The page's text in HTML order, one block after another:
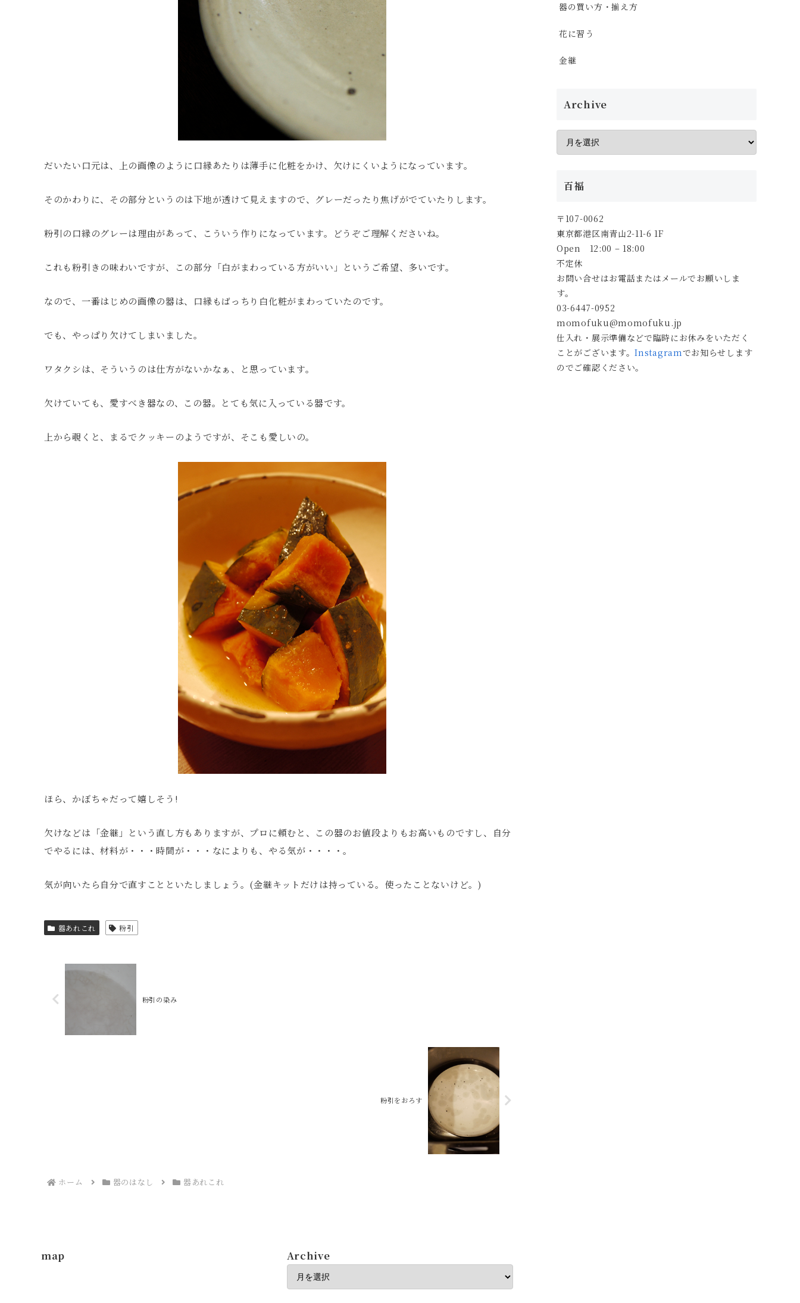
だいたい口元は、上の画像のように口縁あたりは薄手に化粧をかけ、欠けにくいようになっています。
そのかわりに、その部分というのは下地が透けて見えますので、グレーだったり焦げがでていたりします。
粉引の口縁のグレーは理由があって、こういう作りになっています。どうぞご理解くださいね。
これも粉引きの味わいですが、この部分「白がまわっている方がいい」というご希望、多いです。
なので、一番はじめの画像の器は、口縁もばっちり白化粧がまわっていたのです。
でも、やっぱり欠けてしまいました。
ワタクシは、そういうのは仕方がないかなぁ、と思っています。
欠けていても、愛すべき器なの、この器。とても気に入っている器です。
上から覗くと、まるでクッキーのようですが、そこも愛しいの。
ほら、かぼちゃだって嬉しそう!
欠けなどは「金継」という直し方もありますが、プロに頼むと、この器のお値段よりもお高いものですし、自分
でやるには、材料が・・・時間が・・・なによりも、やる気が・・・・。
気が向いたら自分で直すことといたしましょう。(金継キットだけは持っている。使ったことないけど。)
器あれこれ 粉引
粉引の染み
粉引をおろす
ホーム 器のはなし 器あれこれ
器の買い方・揃え方
花に習う
金継
Archive
百福
〒107-0062
東京都港区南青山2-11-6 1F
Open 12:00 – 18:00
不定休
お問い合せはお電話またはメールでお願いしま
す。
03-6447-0952
momofuku@momofuku.jp
仕入れ・展示準備などで臨時にお休みをいただく
ことがございます。Instagramでお知らせします
のでご確認ください。
map Archive